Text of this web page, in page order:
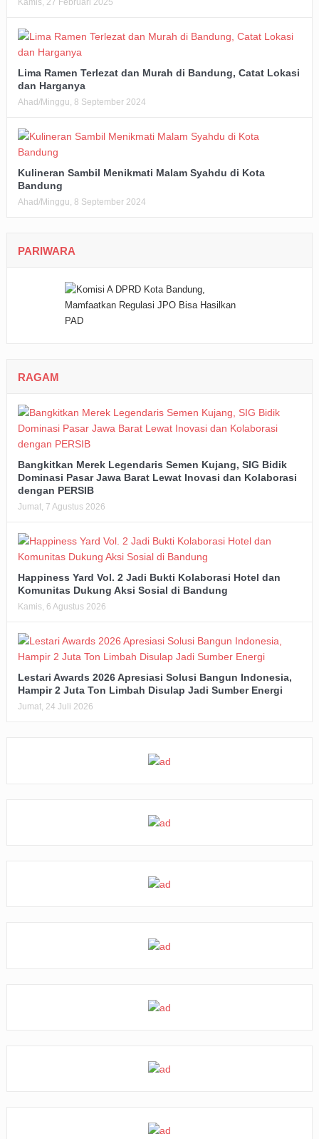
Kamis, 27 Februari 2025
Lima Ramen Terlezat dan Murah di Bandung, Catat Lokasi
dan Harganya
Ahad/Minggu, 8 September 2024
Kulineran Sambil Menikmati Malam Syahdu di Kota
Bandung
Ahad/Minggu, 8 September 2024
PARIWARA
RAGAM
Bangkitkan Merek Legendaris Semen Kujang, SIG Bidik
Dominasi Pasar Jawa Barat Lewat Inovasi dan Kolaborasi
dengan PERSIB
Jumat, 7 Agustus 2026
Happiness Yard Vol. 2 Jadi Bukti Kolaborasi Hotel dan
Komunitas Dukung Aksi Sosial di Bandung
Kamis, 6 Agustus 2026
Lestari Awards 2026 Apresiasi Solusi Bangun Indonesia,
Hampir 2 Juta Ton Limbah Disulap Jadi Sumber Energi
Jumat, 24 Juli 2026